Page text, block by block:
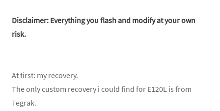
Disclaimer: Everything you flash and modify at your own
risk.
At first: my recovery.
The only custom recovery i could find for E120L is from
Tegrak.